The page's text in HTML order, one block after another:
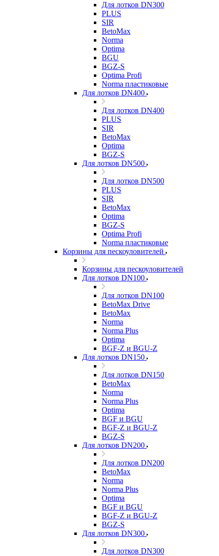
Для лотков DN300
PLUS
SIR
BetoMax
Norma
Optima
BGU
BGZ-S
Optima Profi
Norma пластиковые
Для лотков DN400
Для лотков DN400
PLUS
SIR
BetoMax
Optima
BGZ-S
Для лотков DN500
Для лотков DN500
PLUS
SIR
BetoMax
Optima
BGZ-S
Optima Profi
Norma пластиковые
Корзины для пескоуловителей
Корзины для пескоуловителей
Для лотков DN100
Для лотков DN100
BetoMax Drive
BetoMax
Norma
Norma Plus
Optima
BGF-Z и BGU-Z
Для лотков DN150
Для лотков DN150
BetoMax
Norma
Norma Plus
Optima
BGF и BGU
BGF-Z и BGU-Z
BGZ-S
Для лотков DN200
Для лотков DN200
BetoMax
Norma
Norma Plus
Optima
BGF и BGU
BGF-Z и BGU-Z
BGZ-S
Для лотков DN300
Для лотков DN300